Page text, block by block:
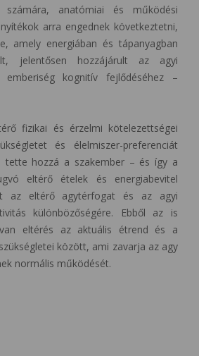
anatómiai és működési
arra engednek következtetni,
amely energiában és tápanyagban
jelentősen hozzájárult az agyi
kognitív fejlődéséhez –
fizikai és érzelmi kötelezettségei
és élelmiszer-preferenciát
tette hozzá a szakember – és így a
eltérő ételek és energiabevitel
az eltérő agytérfogat és az agyi
különbözőségére. Ebből az is
eltérés az aktuális étrend és a
között, ami zavarja az agy
normális működését.